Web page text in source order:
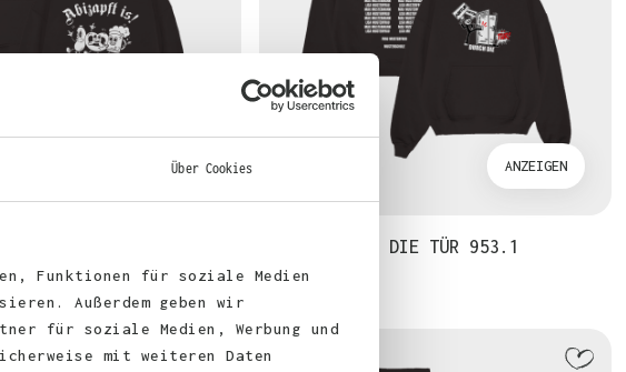
Über Cookies
Funktionen für soziale Medien
Außerdem geben wir
für soziale Medien, Werbung und
mit weiteren Daten
ANZEIGEN ANZEIGEN
ABITUR DURCH DIE TÜR 953.1